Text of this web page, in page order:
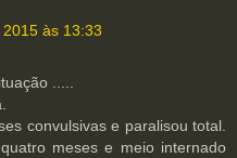
às 13:33
.....
convulsivas e paralisou total.
meses e meio internado